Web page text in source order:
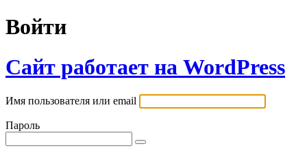
Войти
Сайт работает на WordPress
Имя пользователя или email
Пароль